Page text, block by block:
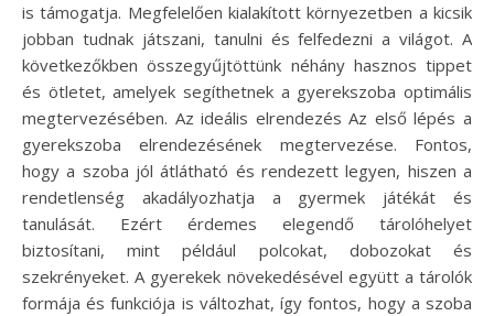
is támogatja. Megfelelően kialakított környezetben a kicsik
jobban tudnak játszani, tanulni és felfedezni a világot. A
következőkben összegyűjtöttünk néhány hasznos tippet
és ötletet, amelyek segíthetnek a gyerekszoba optimális
megtervezésében. Az ideális elrendezés Az első lépés a
gyerekszoba elrendezésének megtervezése. Fontos,
hogy a szoba jól átlátható és rendezett legyen, hiszen a
rendetlenség akadályozhatja a gyermek játékát és
tanulását. Ezért érdemes elegendő tárolóhelyet
biztosítani, mint például polcokat, dobozokat és
szekrényeket. A gyerekek növekedésével együtt a tárolók
formája és funkciója is változhat, így fontos, hogy a szoba